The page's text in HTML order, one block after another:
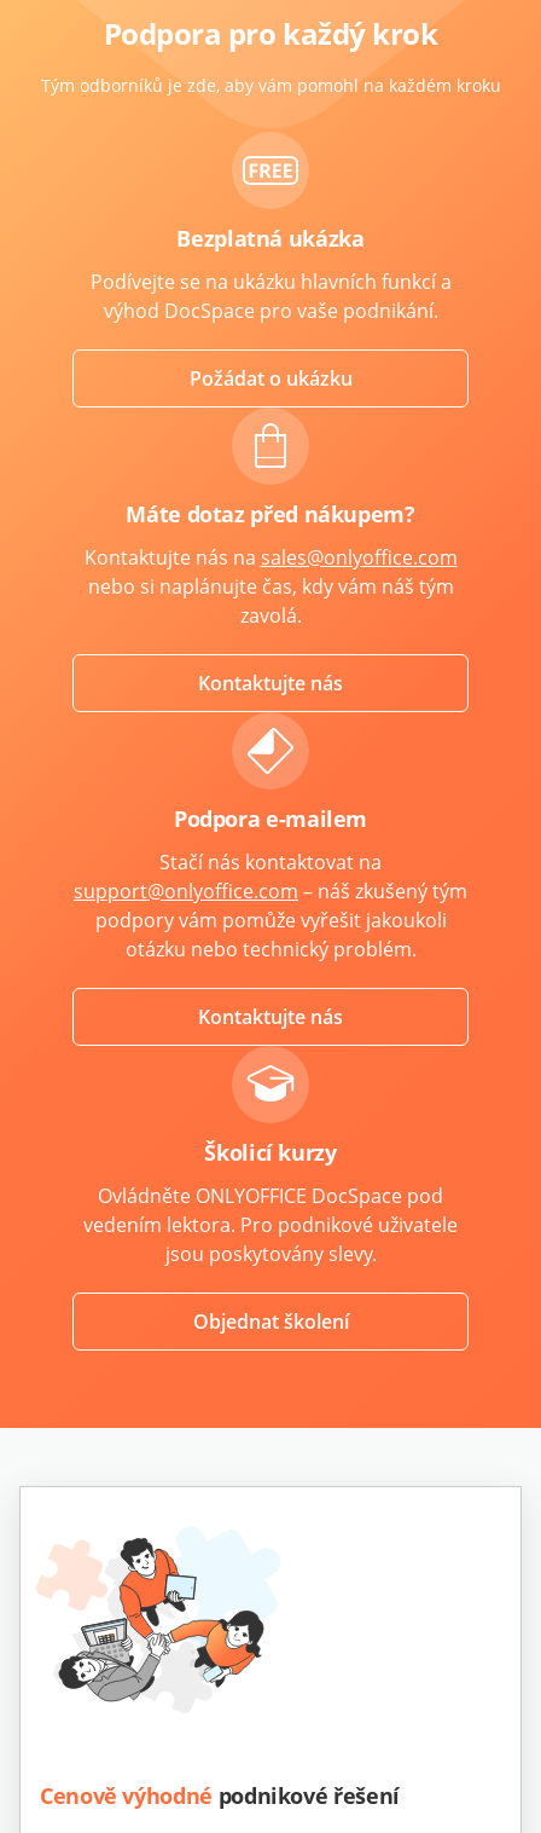
Podpora pro každý krok
Tým odborníků je zde, aby vám pomohl na každém kroku
Bezplatná ukázka
Podívejte se na ukázku hlavních funkcí a
výhod DocSpace pro vaše podnikání.
Požádat o ukázku
Máte dotaz před nákupem?
Kontaktujte nás na sales@onlyoffice.com
nebo si naplánujte čas, kdy vám náš tým
zavolá.
Kontaktujte nás
Podpora e-mailem
Stačí nás kontaktovat na
support@onlyoffice.com – náš zkušený tým
podpory vám pomůže vyřešit jakoukoli
otázku nebo technický problém.
Kontaktujte nás
Školicí kurzy
Ovládněte ONLYOFFICE DocSpace pod
vedením lektora. Pro podnikové uživatele
jsou poskytovány slevy.
Objednat školení
Cenově výhodné podnikové řešení